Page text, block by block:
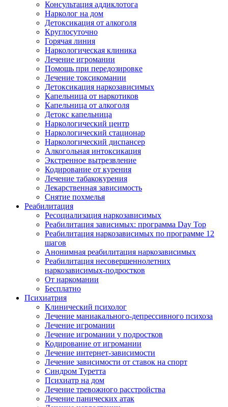
Консультация аддиклотога
Нарколог на дом
Детоксикация от алкоголя
Круглосуточно
Горячая линия
Наркологическая клиника
Лечение игромании
Помощь при передозировке
Лечение токсикомании
Детоксикация наркозависимых
Капельница от наркотиков
Капельница от алкоголя
Детокс капельница
Наркологический центр
Наркологический стационар
Наркологический диспансер
Алкогольная интоксикация
Экстренное вытрезвление
Кодирование от курения
Лечение табакокурения
Лекарственная зависимость
Снятие похмелья
Реабилитация
Ресоциализация наркозависимых
Реабилитация зависимых: программа Day Top
Реабилитация наркозависимых по программе 12
шагов
Анонимная реабилитация наркозависимых
Реабилитация несовершеннолетних
наркозависимых-подростков
От наркомании
Бесплатно
Психиатрия
Клинический психолог
Лечение маниакального-депрессивного психоза
Лечение игромании
Лечение игромании у подростков
Кодирование от игромании
Лечение интернет-зависимости
Лечение зависимости от ставок на спорт
Синдром Туретта
Психиатр на дом
Лечение тревожного расстройства
Лечение панических атак